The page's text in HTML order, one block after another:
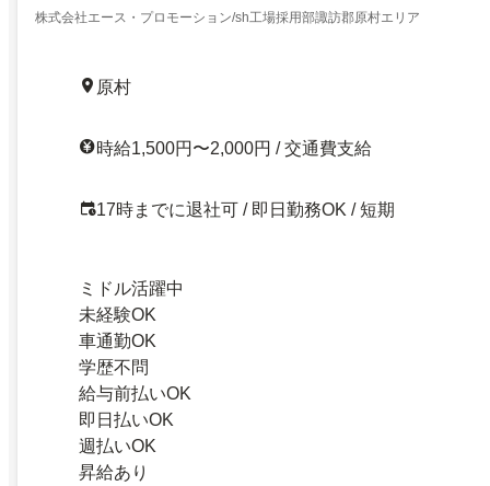
株式会社エース・プロモーション/sh工場採用部諏訪郡原村エリア
原村
時給1,500円〜2,000円 / 交通費支給
17時までに退社可 / 即日勤務OK / 短期
ミドル活躍中
未経験OK
車通勤OK
学歴不問
給与前払いOK
即日払いOK
週払いOK
昇給あり